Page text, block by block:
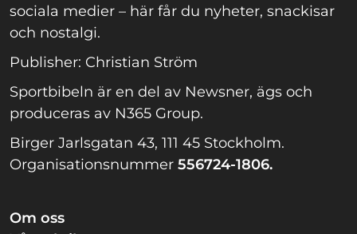
sociala medier – här får du nyheter, snackisar
och nostalgi.
Publisher: Christian Ström
Sportbibeln är en del av Newsner, ägs och
produceras av N365 Group.
Birger Jarlsgatan 43, 111 45 Stockholm.
Organisationsnummer 556724-1806.
Om oss